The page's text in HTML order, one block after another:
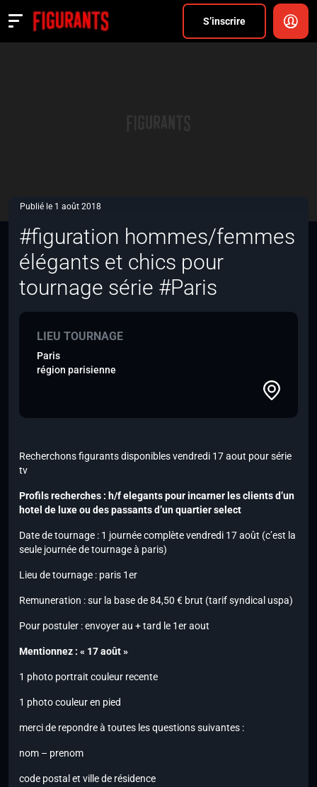
S’inscrire
Actualités
Publié le 1 août 2018
#figuration hommes/femmes
élégants et chics pour
tournage série #Paris
LIEU TOURNAGE
Paris
région parisienne
Recherchons figurants disponibles vendredi 17 aout pour série
tv
Profils recherches : h/f elegants pour incarner les clients d’un
hotel de luxe ou des passants d’un quartier select
Date de tournage : 1 journée complète vendredi 17 août (c’est la
seule journée de tournage à paris)
Lieu de tournage : paris 1er
Remuneration : sur la base de 84,50 € brut (tarif syndical uspa)
Pour postuler : envoyer au + tard le 1er aout
Mentionnez : « 17 août »
1 photo portrait couleur recente
1 photo couleur en pied
merci de repondre à toutes les questions suivantes :
nom – prenom
code postal et ville de résidence